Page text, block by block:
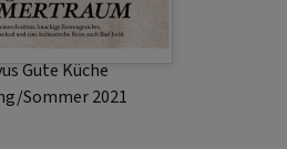
Gute Küche
Sommer 2021